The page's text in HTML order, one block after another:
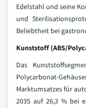
Edelstahl und seine
und
Beliebtheit bei
Kunststoff (ABS/
Das
Polycarbonat-
Marktumsatzes für
2035 auf 26,3 % bei